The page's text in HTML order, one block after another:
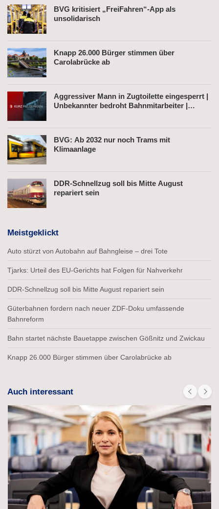
BVG kritisiert „FreiFahren“-App als
unsolidarisch
Knapp 26.000 Bürger stimmen über
Carolabrücke ab
Aggressiver Mann in Zugtoilette eingesperrt |
Unbekannter bedroht Bahnmitarbeiter |
BVG: Ab 2032 nur noch Trams mit
Klimaanlage
DDR-Schnellzug soll bis Mitte August
repariert sein
Meistgeklickt
Auto stürzt von Autobahn auf Bahngleise – drei Tote
Tjarks: Urteil des EU-Gerichts hat Folgen für Nahverkehr
DDR-Schnellzug soll bis Mitte August repariert sein
Güterbahnen fordern nach neuer ZDF-Doku umfassende
Bahnreform
Bahn startet nächste Bauetappe zwischen Gößnitz und Zwickau
Knapp 26.000 Bürger stimmen über Carolabrücke ab
Auch interessant